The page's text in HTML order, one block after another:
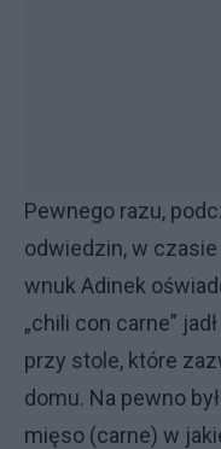
Pewnego razu,
odwiedzin, w
wnuk Adinek
„chili con carne”
przy stole, które
domu. Na pewno
mięso (carne) w